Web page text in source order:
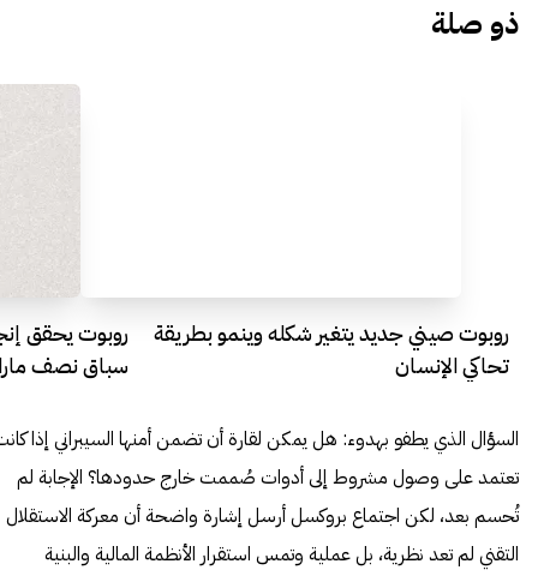
ذو صلة
روبوت صيني جديد يتغير شكله وينمو بطريقة
تحاكي الإنسان
روبوت يحقق
سباق نصف
السؤال الذي يطفو بهدوء: هل يمكن لقارة أن تضمن أمنها السيبراني إذا
تعتمد على وصول مشروط إلى أدوات صُممت خارج حدودها؟ الإجابة لم
تُحسم بعد، لكن اجتماع بروكسل أرسل إشارة واضحة أن معركة الاستقلال
التقني لم تعد نظرية، بل عملية وتمس استقرار الأنظمة المالية والبنية